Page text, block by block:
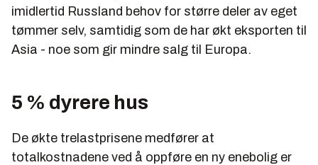
imidlertid Russland behov for større deler av eget
tømmer selv, samtidig som de har økt eksporten til
Asia - noe som gir mindre salg til Europa.
5 % dyrere hus
De økte trelastprisene medfører at
totalkostnadene ved å oppføre en ny enebolig er